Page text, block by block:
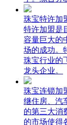
珠宝特许加
特许加盟是
容量巨大的
场的成功。
珠宝行业的
龙头企业。
珠宝连锁加
继住房、汽
的第三大消
的市场使得